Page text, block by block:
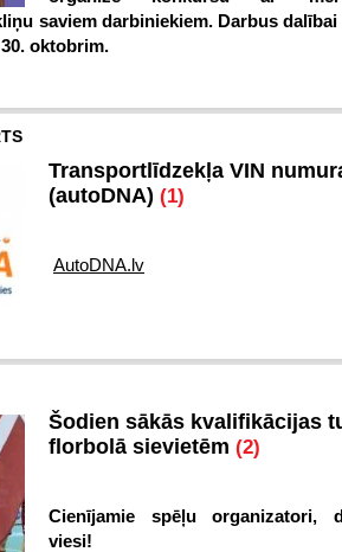
saviem darbiniekiem. Darbus
oktobrim.
Transportlīdzekļa VIN
(autoDNA) (1)
AutoDNA.lv
Šodien sākās kvalifikācijas
florbolā sievietēm (2)
Cienījamie spēļu organizatori,
viesi!